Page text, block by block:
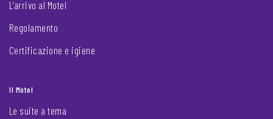
L’arrivo al Motel
Regolamento
Certificazione e igiene
Il Motel
Le suite a tema